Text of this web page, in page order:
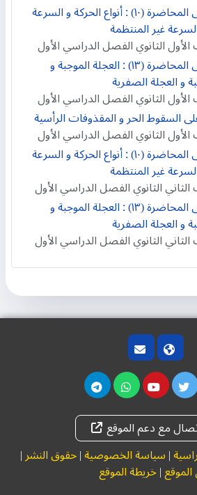
اختبار (١) على المحاضرة (١٠) : أنواع الحركة و السرعة
غير المنتظمة
الثانوي الفصل الدراسي الأول
اختبار (١) على المحاضرة (١٣) : العجلة الموجبة و
و العجلة الصفرية
الثانوي الفصل الدراسي الأول
الثانوي الفصل الدراسي الأول
اختبار (١) على المحاضرة (١٠) : أنواع الحركة و السرعة
غير المنتظمة
الثانوي الفصل الدراسي الأول
اختبار (١) على المحاضرة (١٣) : العجلة الموجبة و
و العجلة الصفرية
الثانوي الفصل الدراسي الأول
مع دعم الموقع
|سياسة الخصوصية|حقوق النشر|
|خريطة الموقع